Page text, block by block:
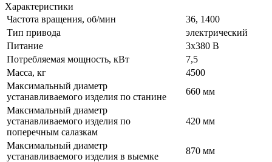
Характеристики
Частота вращения, об/мин
36, 1400
Тип привода
электрический
Питание
3х380 В
Потребляемая мощность, кВт
7,5
Масса, кг
4500
Максимальный диаметр
устанавливаемого изделия по станине
660 мм
Максимальный диаметр
устанавливаемого изделия по
поперечным салазкам
420 мм
Максимальный диаметр
устанавливаемого изделия в выемке
870 мм